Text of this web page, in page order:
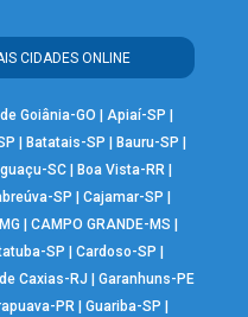
CIDADES ONLINE
Goiânia-GO Apiaí-SP
Batatais-SP Bauru-SP
SC Boa Vista-RR
SP Cajamar-SP
|CAMPO GRANDE-MS
SP Cardoso-SP
Caxias-RJ
Garanhuns-PE
PR| Guariba-SP